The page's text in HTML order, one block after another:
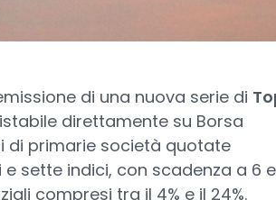
di una nuova serie di
direttamente su Borsa
di primarie società quotate
sette indici, con scadenza a 6 e
compresi tra il 4% e il 24%.